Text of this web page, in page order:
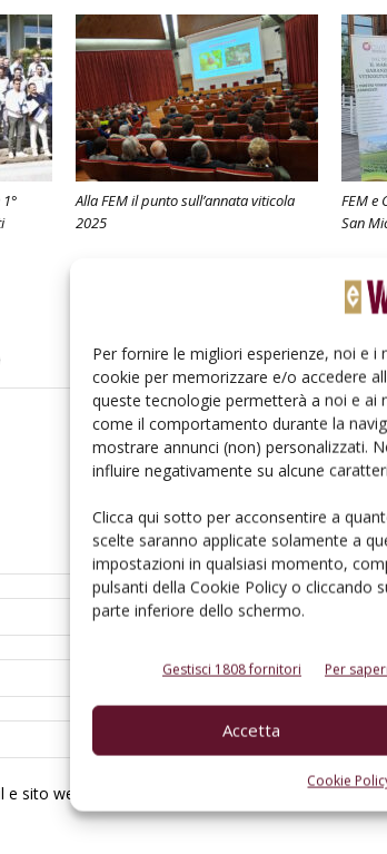
Per fornire le migliori esperienze, noi e
cookie per memorizzare e/o accedere
queste tecnologie permetterà a noi e ai
come il comportamento durante la
mostrare annunci (non) personalizzati.
influire negativamente su alcune
Clicca qui sotto per acconsentire a
scelte saranno applicate solamente a
impostazioni in qualsiasi momento,
pulsanti della Cookie Policy o cliccando
parte inferiore dello schermo.
Gestisci 1808 fornitori Per
Accetta
Cookie
Alla FEM il punto sull’annata viticola
2025
FEM e
San
e sito web in questo browser per la prossima volta